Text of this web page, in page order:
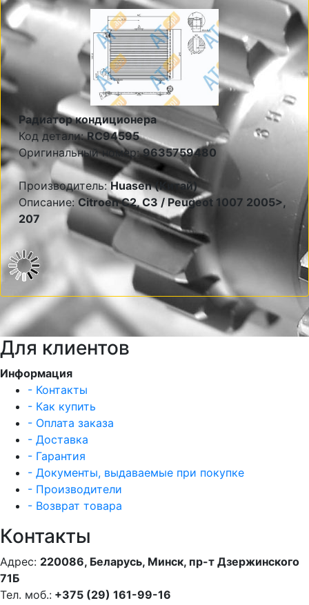
Радиатор кондиционера
Код детали:RC94595
Оригинальный номер:9635759480
Производитель:Huasen (Китай)
Описание: Citroen C2, C3 / Peugeot 1007 2005>,
207
Для клиентов
Информация
- Контакты
- Как купить
- Оплата заказа
- Доставка
- Гарантия
- Документы, выдаваемые при покупке
- Производители
- Возврат товара
Контакты
Адрес: 220086, Беларусь, Минск, пр-т Дзержинского
71Б
Тел. моб.: +375 (29) 161-99-16